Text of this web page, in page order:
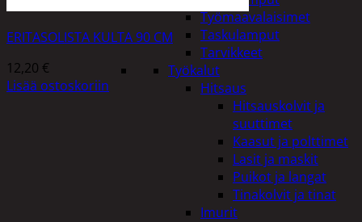
Työmaavalaisimet
Taskulamput
Tarvikkeet
Työkalut
Hitsaus
Hitsauskolvit ja
suuttimet
Kaasut ja polttimet
Lasit ja maskit
Puikot ja langat
Tinakolvit ja tinat
Imurit
ERITASOLISTA KULTA 90 CM
12,20 €
Lisää ostoskoriin